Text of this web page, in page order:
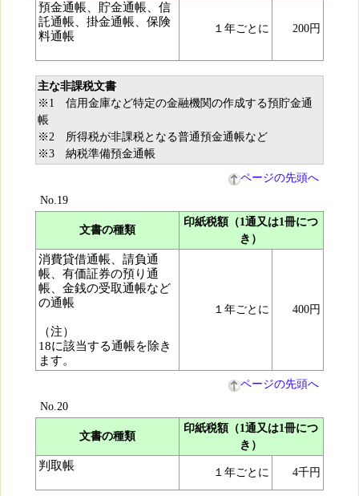
預金通帳、貯金通帳、信
託通帳、掛金通帳、保険
料通帳
１年ごとに 200円
主な非課税文書
※1 信用金庫など特定の金融機関の作成する預貯金通
帳
※2 所得税が非課税となる普通預金通帳など
※3 納税準備預金通帳
ページの先頭へ
No.19
文書の種類
印紙税額（1通又は1冊につ
き）
消費貸借通帳、請負通
帳、有価証券の預り通
帳、金銭の受取通帳など
の通帳
（注）
18に該当する通帳を除き
ます。
１年ごとに 400円
ページの先頭へ
No.20
文書の種類
印紙税額（1通又は1冊につ
き）
判取帳
１年ごとに 4千円